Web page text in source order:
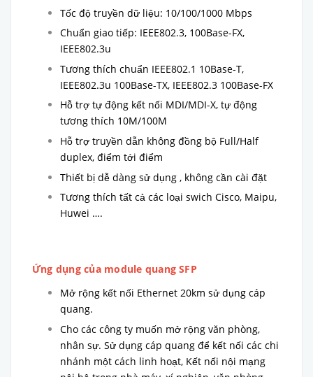
Tốc độ truyền dữ liệu: 10/100/1000 Mbps
Chuẩn giao tiếp: IEEE802.3, 100Base-FX,
IEEE802.3u
Tương thích chuẩn IEEE802.1 10Base-T,
IEEE802.3u 100Base-TX, IEEE802.3 100Base-FX
Hỗ trợ tự động kết nối MDI/MDI-X, tự động
tương thích 10M/100M
Hỗ trợ truyền dẫn không đồng bộ Full/Half
duplex, điểm tới điểm
Thiết bị dễ dàng sử dụng , không cần cài đặt
Tương thích tất cả các loại swich Cisco, Maipu,
Huwei ….
Ứng dụng của module quang SFP
Mở rộng kết nối Ethernet 20km sử dụng cáp
quang.
Cho các công ty muốn mở rộng văn phòng,
nhân sự. Sử dụng cáp quang để kết nối các chi
nhánh một cách linh hoạt, Kết nối nội mạng